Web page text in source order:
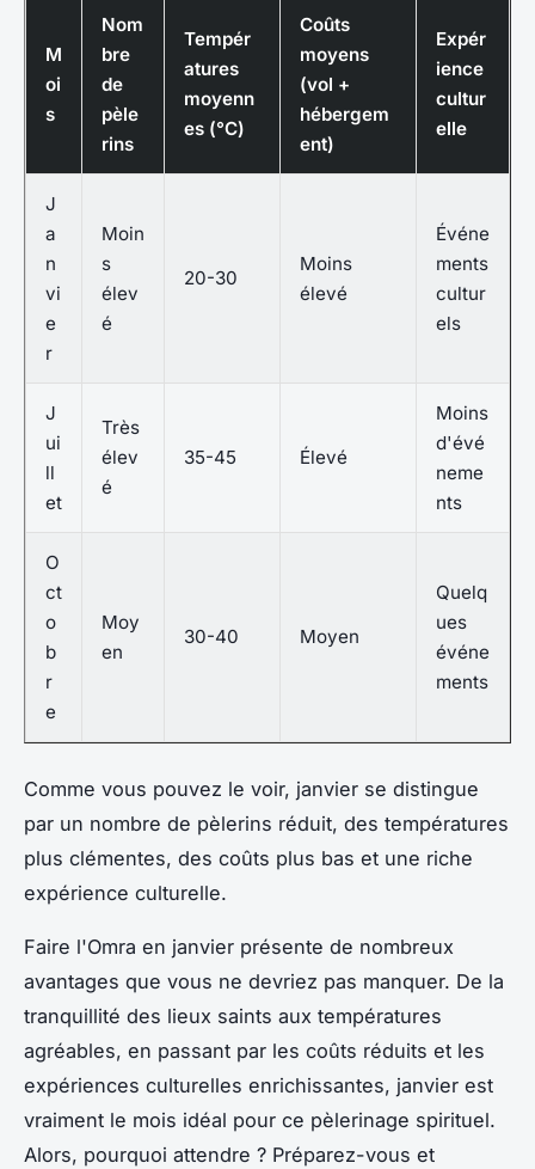
M
oi
s
Nom
bre
de
pèle
rins
Tempér
atures
moyenn
es (°C)
Coûts
moyens
(vol +
hébergem
ent)
Expér
ience
cultur
elle
J
a
n
vi
e
r
Moin
s
élev
é
20-30
Moins
élevé
Événe
ments
cultur
els
J
ui
ll
et
Très
élev
é
35-45 Élevé
Moins
d'évé
neme
nts
O
ct
o
b
r
e
Moy
en
30-40 Moyen
Quelq
ues
événe
ments
Comme vous pouvez le voir, janvier se distingue
par un nombre de pèlerins réduit, des températures
plus clémentes, des coûts plus bas et une riche
expérience culturelle.
Faire l'Omra en janvier présente de nombreux
avantages que vous ne devriez pas manquer. De la
tranquillité des lieux saints aux températures
agréables, en passant par les coûts réduits et les
expériences culturelles enrichissantes, janvier est
vraiment le mois idéal pour ce pèlerinage spirituel.
Alors, pourquoi attendre ? Préparez-vous et